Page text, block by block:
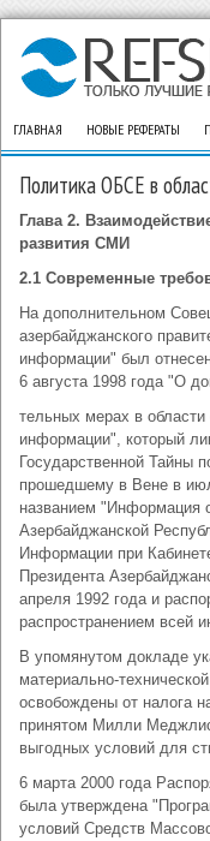
ГЛАВНАЯ НОВЫЕ РЕФЕРАТЫ
Политика ОБСЕ в
Глава 2.
развития СМИ
2.1 Современные
На дополнительном
азербайджанского
информации" был
6 августа 1998 года "О
тельных мерах в
информации", который
Государственной Тайны
прошедшему в Вене в
названием "Информация
Азербайджанской
Информации при
Президента
апреля 1992 года и
распространением всей
В упомянутом докладе
материально-
освобождены от налога
принятом Милли
выгодных условий для
6 марта 2000 года
была утверждена
условий Средств